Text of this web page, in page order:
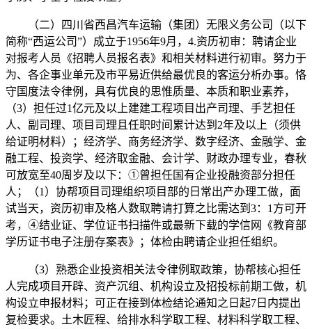
（二）四川省西昌汽车运输（集团）无限义务公司（以下
简称“西运公司”）成立于1956年9月，4.资历初审：聘请企业
对报考人员《招聘人员报名表》和相关材料进行初审。努力于
为、各企事业单元及市平易近供给最优良的客运分析办事。恪
守国度法令律例，具有优良的思惟质量、本质和职业素养，
（3）担任过1亿元及以上建建工程项目出产司理、手艺担任
人、副司理、项目司理且任职时间累计达到2年及以上（须供
给证明材料）；经济学、商务经济学、数字经济、金融学、金
融工程、投资学、经济取金融、会计学、财政办理专业，春秋
可放宽至40周岁及以下：①曾担任国有企业投融资部分担任
人；（1）协帮项目司理组织项目部的日常出产办理工做，面
试当天，资历初审及格人数取聘请打算之比需达到3：1方可开
考，④结业证、学位证书扫描件或最新下载的学信网《教育部
学历证书电子注册存案表》；体检由聘请企业担任组织。
（3）熟悉企业投资相关法令律例取政策，协帮核心担任
人完成项目开辟、资产沉组、机构设立及招投标前期工做，机
构设立申报材料；可正在接到体检结论通知之日起7日内提出
复检要求。土木匠程、给排水科学取工程、材料科学取工程、